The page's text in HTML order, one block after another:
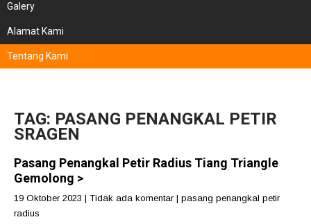
Galery
Alamat Kami
Tentang Kami
TAG: PASANG PENANGKAL PETIR
SRAGEN
Pasang Penangkal Petir Radius Tiang Triangle
Gemolong >
19 Oktober 2023 | Tidak ada komentar | pasang penangkal petir
radius